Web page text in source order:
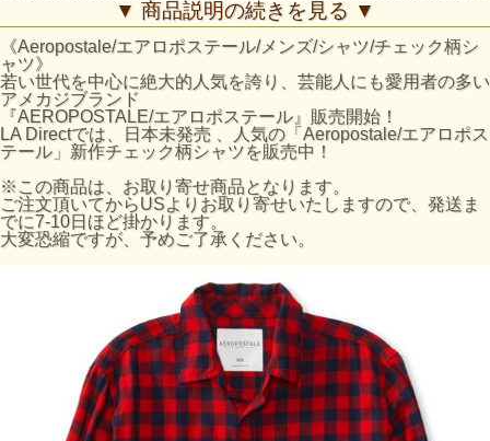
エアロポステールのサイズの目安
サイズ/胸囲(US)/日本サイズ
S/36-37inch/Mサイズ
M/38-39inch/Lサイズ
L/40-41inch/XLサイズ
▼ 商品説明の続きを見る ▼
《Aeropostale/エアロポステール/メンズ/シャツ/チェック柄シ
ャツ》
若い世代を中心に絶大的人気を誇り、芸能人にも愛用者の多い
アメカジブランド
『AEROPOSTALE/エアロポステール』販売開始！
LA Directでは、日本未発売 、人気の「Aeropostale/エアロポス
テール」新作チェック柄シャツを販売中！
※この商品は、お取り寄せ商品となります。
ご注文頂いてからUSよりお取り寄せいたしますので、発送ま
でに7-10日ほど掛かります。
大変恐縮ですが、予めご了承ください。